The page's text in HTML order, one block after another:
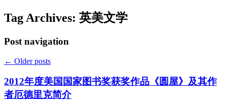
Tag Archives: 英美文学
Post navigation
← Older posts
2012年度美国国家图书奖获奖作品《圆屋》及其作
者厄德里克简介